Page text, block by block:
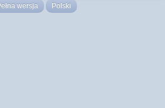
wersja Polski